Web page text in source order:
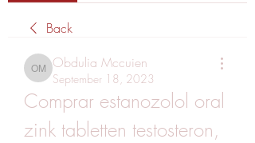
Back
Obdulia Mccuien
Obdulia Mccuien
September 18, 2023
Comprar estanozolol oral
zink tabletten testosteron,